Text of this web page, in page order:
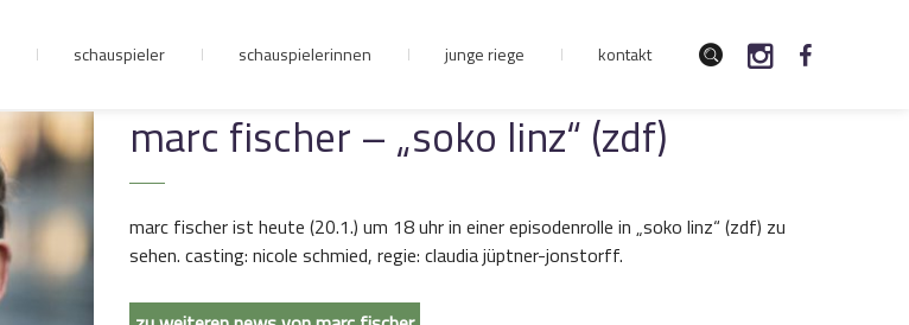
junge riege
kontakt
schauspieler schauspielerinnen junge riege kontakt
marc fischer – „soko linz“ (zdf)
marc fischer ist heute (20.1.) um 18 uhr in einer episodenrolle in „soko linz“ (zdf) zu
sehen. casting: nicole schmied, regie: claudia jüptner-jonstorff.